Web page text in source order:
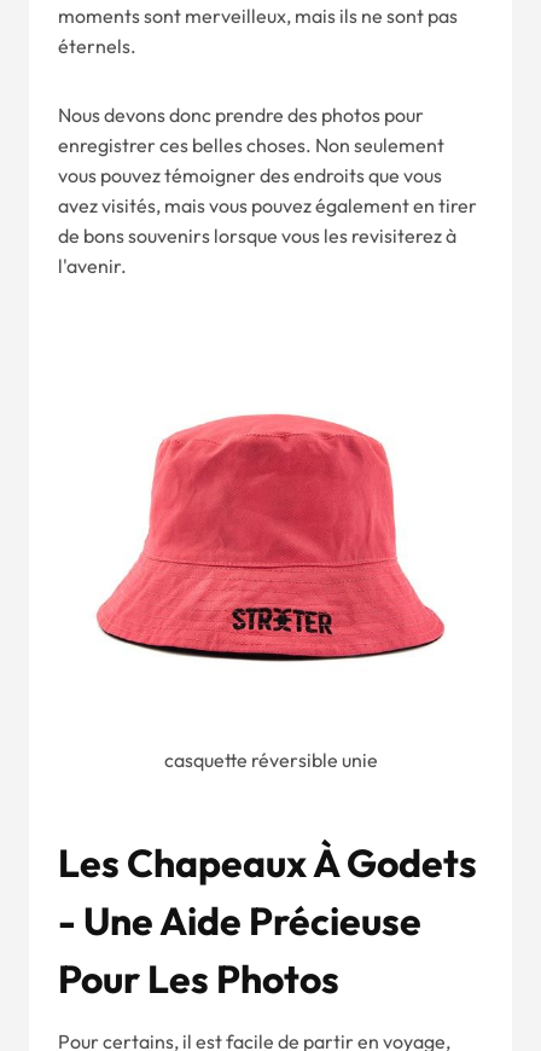
moments sont merveilleux, mais ils ne sont pas
éternels.
Nous devons donc prendre des photos pour
enregistrer ces belles choses. Non seulement
vous pouvez témoigner des endroits que vous
avez visités, mais vous pouvez également en tirer
de bons souvenirs lorsque vous les revisiterez à
l'avenir.
casquette réversible unie
Les Chapeaux À Godets
- Une Aide Précieuse
Pour Les Photos
Pour certains, il est facile de partir en voyage,